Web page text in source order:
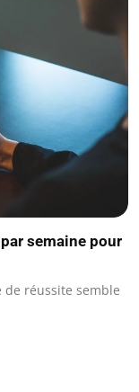
semaine pour
réussite semble